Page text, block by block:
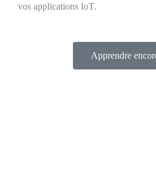
vos applications IoT.
Apprendre